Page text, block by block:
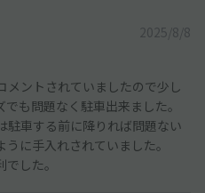
2025/8/8
メントされていましたので少し
も問題なく駐車出来ました。
駐車する前に降りれば問題ない
に手入れされていました。
した。